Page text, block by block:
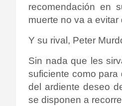
recomendación en
muerte no va a
Y su rival, Peter
Sin nada que les
suficiente como
del ardiente deseo
se disponen a